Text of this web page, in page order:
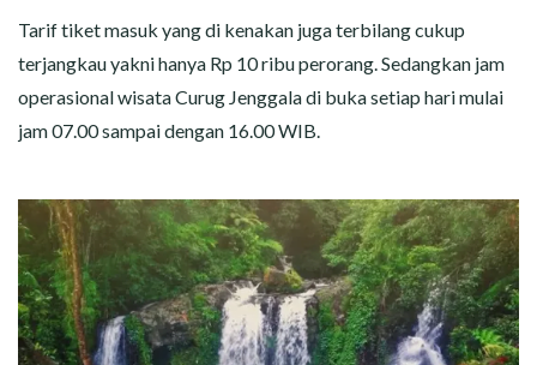
Tarif tiket masuk yang di kenakan juga terbilang cukup
terjangkau yakni hanya Rp 10 ribu perorang. Sedangkan jam
operasional wisata Curug Jenggala di buka setiap hari mulai
jam 07.00 sampai dengan 16.00 WIB.